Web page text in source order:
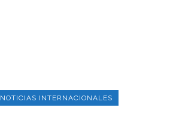
NOTICIAS INTERNACIONALES